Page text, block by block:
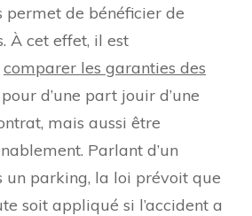
permet de bénéficier de
À cet effet, il est
comparer les garanties des
pour d’une part jouir d’une
mais aussi être
Parlant d’un
un parking, la loi prévoit que
soit appliqué si l’accident a